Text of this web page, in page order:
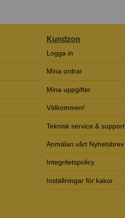
Kundzon
Logga in
Mina ordrar
Mina uppgifter
Välkommen!
Teknisk service & support
Anmälan vårt Nyhetsbrev
Integritetspolicy
Inställningar för kakor